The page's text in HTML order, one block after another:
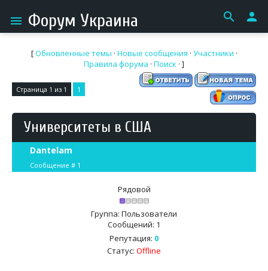
menu Форум Украина search person
[Обновленные темы · Новые сообщения · Участники ·
Правила форума · Поиск · ]
Страница 1 из 1 1
Университеты в США
Dantelam
Сообщение # 1
Рядовой
Группа: Пользователи
Сообщений: 1
Репутация: 0
Статус: Offline